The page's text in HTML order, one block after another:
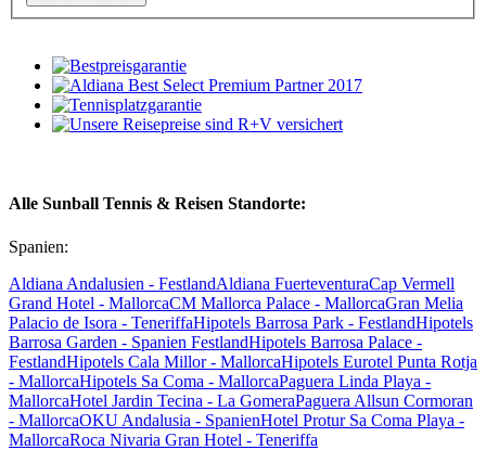
Alle Sunball Tennis & Reisen Standorte:
Spanien:
Aldiana Andalusien - FestlandAldiana FuerteventuraCap Vermell
Grand Hotel - MallorcaCM Mallorca Palace - MallorcaGran Melia
Palacio de Isora - TeneriffaHipotels Barrosa Park - FestlandHipotels
Barrosa Garden - Spanien FestlandHipotels Barrosa Palace -
FestlandHipotels Cala Millor - MallorcaHipotels Eurotel Punta Rotja
- MallorcaHipotels Sa Coma - MallorcaPaguera Linda Playa -
MallorcaHotel Jardin Tecina - La GomeraPaguera Allsun Cormoran
- MallorcaOKU Andalusia - SpanienHotel Protur Sa Coma Playa -
MallorcaRoca Nivaria Gran Hotel - Teneriffa